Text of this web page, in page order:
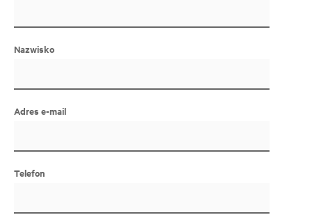
Nazwisko
Adres e-mail
Telefon